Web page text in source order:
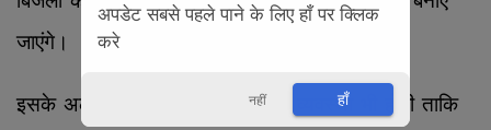
जाएंगे।
इसके अलावा भवनों में किचन शेड की व्यवस्था भी होगी ताकि
अपडेट सबसे पहले पाने के लिए हाँ पर क्लिक
करे
नहीं हाँ